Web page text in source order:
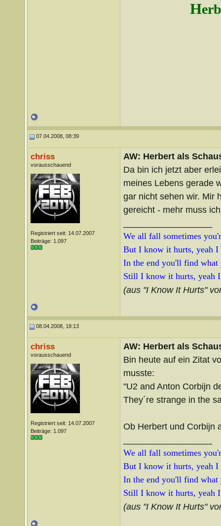
H
07.04.2008, 08:39
chriss
vorausschauend
Registriert seit: 14.07.2007
Beiträge: 1.097
AW: Herbert als
Da bin ich jetzt aber
meines Lebens gerade
gar nicht sehen wir. Mir
gereicht - mehr muss
We all fall sometimes
But I know it hurts, yeah
In the end you'll find what
Still I know it hurts, yeah
(aus "I Know It Hurts"
08.04.2008, 18:13
chriss
vorausschauend
Registriert seit: 14.07.2007
Beiträge: 1.097
AW: Herbert als
Bin heute auf ein Zitat
musste:
"U2 and Anton Corbijn
They´re strange in the
Ob Herbert und Corbijn
We all fall sometimes
But I know it hurts, yeah
In the end you'll find what
Still I know it hurts, yeah
(aus "I Know It Hurts"